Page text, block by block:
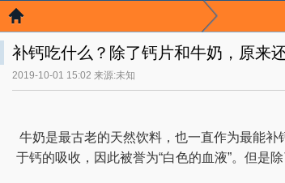
补钙吃什么？除了钙片和牛奶，原来
2019-10-01 15:02 来源:未知
牛奶是最古老的天然饮料，也一直作为最能
于钙的吸收，因此被誉为“白色的血液”。但是